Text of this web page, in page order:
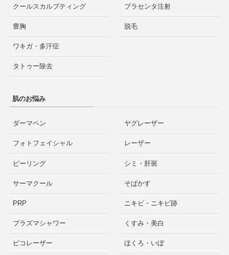
クールスカルプティング
豊胸
ワキガ・多汗症
タトゥー除去
プラセンタ注射
脱毛
肌のお悩み
ダーマペン
フォトフェイシャル
ピーリング
サーマクール
PRP
プラズマシャワー
ピコレーザー
ヤグレーザー
レーザー
シミ・肝斑
そばかす
ニキビ・ニキビ跡
くすみ・美白
ほくろ・いぼ